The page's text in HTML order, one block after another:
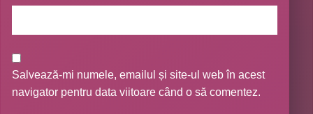
Salvează-mi numele, emailul și site-ul web în acest
navigator pentru data viitoare când o să comentez.